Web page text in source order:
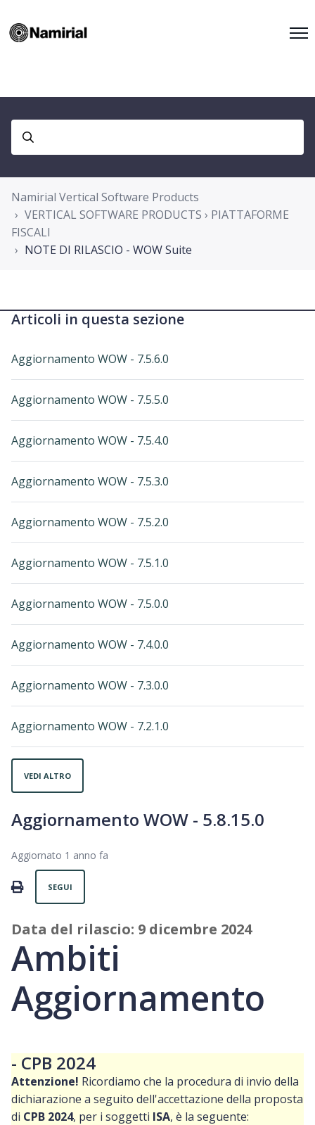
Namirial Vertical Software Products
VERTICAL SOFTWARE PRODUCTS › PIATTAFORME
FISCALI
NOTE DI RILASCIO - WOW Suite
Articoli in questa sezione
Aggiornamento WOW - 7.5.6.0
Aggiornamento WOW - 7.5.5.0
Aggiornamento WOW - 7.5.4.0
Aggiornamento WOW - 7.5.3.0
Aggiornamento WOW - 7.5.2.0
Aggiornamento WOW - 7.5.1.0
Aggiornamento WOW - 7.5.0.0
Aggiornamento WOW - 7.4.0.0
Aggiornamento WOW - 7.3.0.0
Aggiornamento WOW - 7.2.1.0
VEDI ALTRO
Aggiornamento WOW - 5.8.15.0
Aggiornato 1 anno fa
PRINT
SEGUI
Data del rilascio: 9 dicembre 2024
Ambiti
Aggiornamento
- CPB 2024
Attenzione! Ricordiamo che la procedura di invio della
dichiarazione a seguito dell'accettazione della proposta
di CPB 2024, per i soggetti ISA, è la seguente: